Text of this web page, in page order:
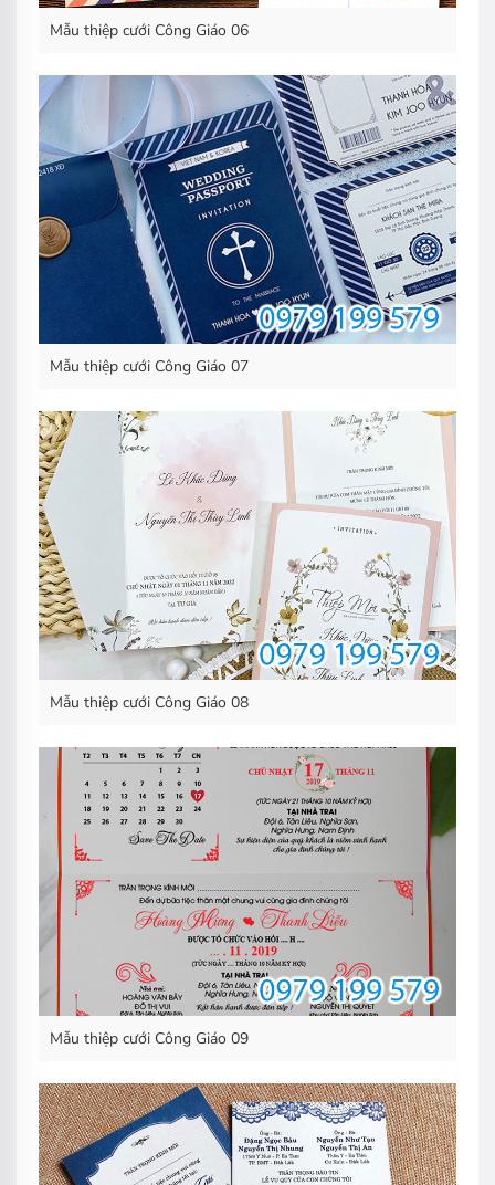
Mẫu thiệp cưới Công Giáo 06
Mẫu thiệp cưới Công Giáo 07
Mẫu thiệp cưới Công Giáo 08
Mẫu thiệp cưới Công Giáo 09